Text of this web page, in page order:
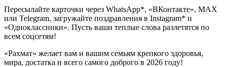
Пересылайте карточки через WhatsApp*, «ВКонтакте», MAX
или Telegram, загружайте поздравления в Instagram* и
«Одноклассники». Пусть ваши теплые слова разлетятся по
всем соцсетям!
«Рахмат» желает вам и вашим семьям крепкого здоровья,
мира, достатка и всего самого доброго в 2026 году!